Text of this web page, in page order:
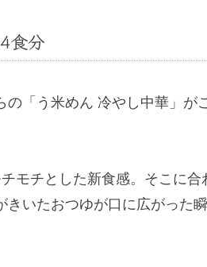
食分
「う米めん 冷やし中華」が
モチとした新食感。そこに合
いたおつゆが口に広がった